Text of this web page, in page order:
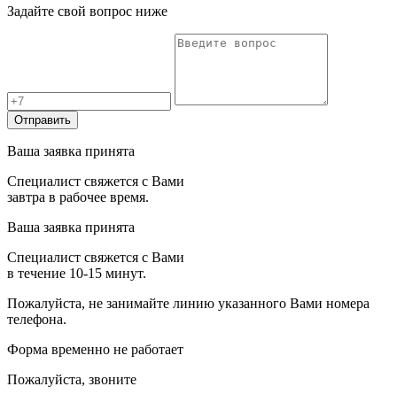
Задайте свой вопрос ниже
Отправить
Ваша заявка принята
Специалист свяжется с Вами
завтра в рабочее время.
Ваша заявка принята
Специалист свяжется с Вами
в течение 10-15 минут.
Пожалуйста, не занимайте линию указанного Вами номера
телефона.
Форма временно не работает
Пожалуйста, звоните